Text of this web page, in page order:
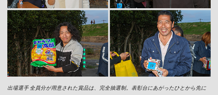
出場選手 全員分が用意された賞品は、完全抽選制。表彰台にあがったひとから先に